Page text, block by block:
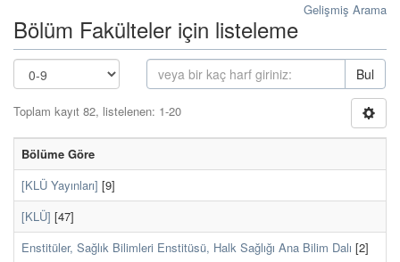
Gelişmiş Arama
Bölüm Fakülteler için listeleme
Bul
Toplam kayıt 82, listelenen: 1-20
Bölüme Göre
[KLÜ Yayınları] [9]
[KLÜ] [47]
Enstitüler, Sağlık Bilimleri Enstitüsü, Halk Sağlığı Ana Bilim Dalı [2]